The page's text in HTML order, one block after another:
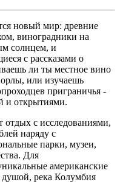
новый мир: древние
виноградники на
солнцем, и
с рассказами о
ли ты местное вино
орлы, или изучаешь
приграничья -
и открытиями.
с исследованиями,
наряду с
парки, музеи,
Для
американские
душой, река Колумбия